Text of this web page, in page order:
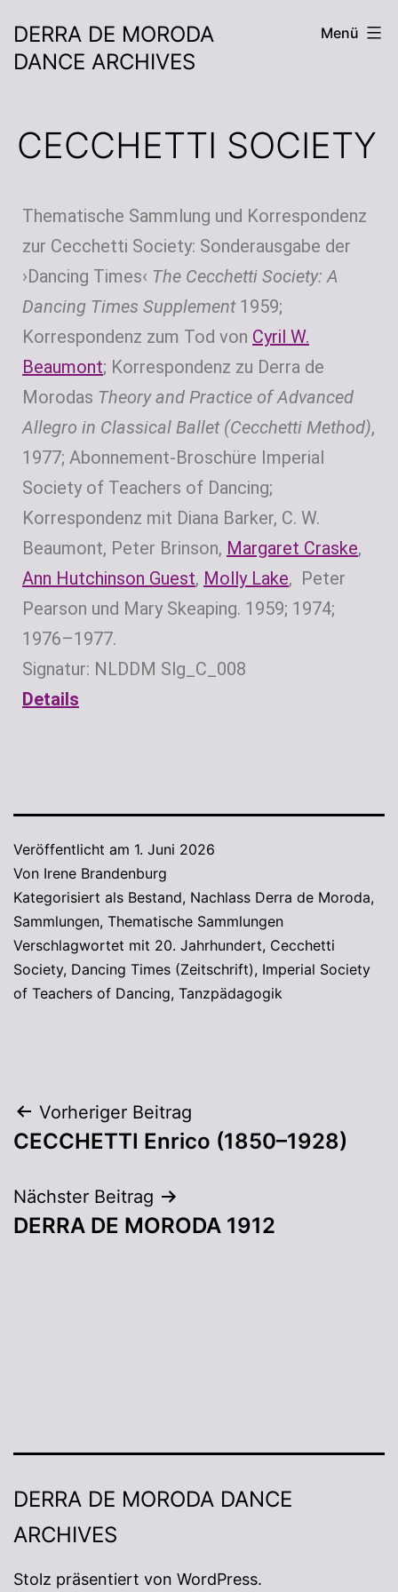
DERRA DE MORODA
DANCE ARCHIVES
Menü
CECCHETTI SOCIETY
Thematische Sammlung und Korrespondenz
zur Cecchetti Society: Sonderausgabe der
›Dancing Times‹ The Cecchetti Society: A
Dancing Times Supplement1959;
Korrespondenz zum Tod von Cyril W.
Beaumont; Korrespondenz zu Derra de
Morodas Theory and Practice of Advanced
Allegro in Classical Ballet (Cecchetti Method),
1977; Abonnement-Broschüre Imperial
Society of Teachers of Dancing;
Korrespondenz mit Diana Barker, C. W.
Beaumont, Peter Brinson, Margaret Craske,
Ann Hutchinson Guest, Molly Lake, Peter
Pearson und Mary Skeaping. 1959; 1974;
1976–1977.
Signatur: NLDDM Slg_C_008
Details
Veröffentlicht am 1. Juni 2026
Von Irene Brandenburg
Kategorisiert als Bestand, Nachlass Derra de Moroda,
Sammlungen, Thematische Sammlungen
Verschlagwortet mit 20. Jahrhundert, Cecchetti
Society, Dancing Times (Zeitschrift), Imperial Society
of Teachers of Dancing, Tanzpädagogik
Vorheriger Beitrag
CECCHETTI Enrico (1850–1928)
Nächster Beitrag
DERRA DE MORODA 1912
DERRA DE MORODA DANCE
ARCHIVES
Stolz präsentiert von WordPress.